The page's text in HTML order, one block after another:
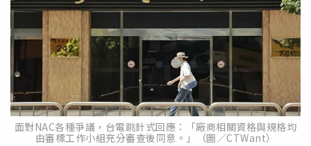
面對NAC各種爭議，台電跳針式回應：「廠商相關資格與規格均
由審標工作小組充分審查後同意。」（圖／CTWant）